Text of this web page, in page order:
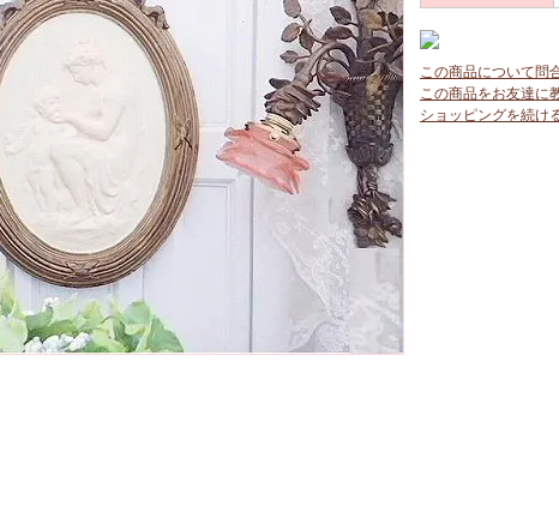
この商品について問
この商品をお友達に
ショッピングを続け